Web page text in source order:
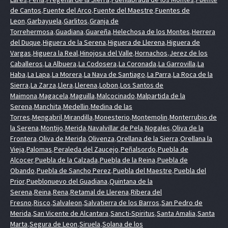
de Cantos,Fuente del Arco,Fuente del Maestre,Fuentes de
Leon,Garbayuela,Garlitos,Granja de
Torrehermosa,Guadiana,Guareña,Helechosa de los Montes,Herrera
del Duque,Higuera de la Serena,Higuera de Llerena,Higuera de
Vargas,Higuera la Real,Hinojosa del Valle,Hornachos,Jerez de los
Caballeros,La Albuera,La Codosera,La Coronada,La Garrovilla,La
Haba,La Lapa,La Morera,La Nava de Santiago,La Parra,La Roca de la
Sierra,La Zarza,Llera,Llerena,Lobon,Los Santos de
Maimona,Magacela,Maguilla,Malcocinado,Malpartida de la
Serena,Manchita,Medellin,Medina de las
Torres,Mengabril,Mirandilla,Monesterio,Montemolin,Monterrubio de
la Serena,Montijo,Merida,Navalvillar de Pela,Nogales,Oliva de la
Frontera,Oliva de Merida,Olivenza,Orellana de la Sierra,Orellana la
Vieja,Palomas,Peraleda del Zaucejo,Peñalsordo,Puebla de
Alcocer,Puebla de la Calzada,Puebla de la Reina,Puebla de
Obando,Puebla de Sancho Perez,Puebla del Maestre,Puebla del
Prior,Pueblonuevo del Guadiana,Quintana de la
Serena,Reina,Rena,Retamal de Llerena,Ribera del
Fresno,Risco,Salvaleon,Salvatierra de los Barros,San Pedro de
Merida,San Vicente de Alcantara,Sancti-Spiritus,Santa Amalia,Santa
Marta,Segura de Leon,Siruela,Solana de los